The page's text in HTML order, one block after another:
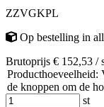
ZZVGKPL
Op bestelling in
Brutoprijs € 152,53 /
Producthoeveelheid:
de knoppen om de
st